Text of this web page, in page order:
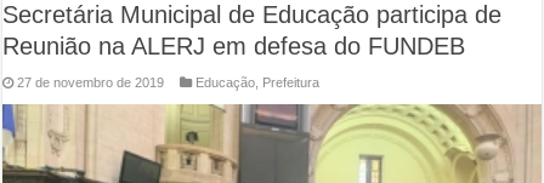
Secretária Municipal de Educação participa de
Reunião na ALERJ em defesa do FUNDEB
27 de novembro de 2019 Educação Prefeitura